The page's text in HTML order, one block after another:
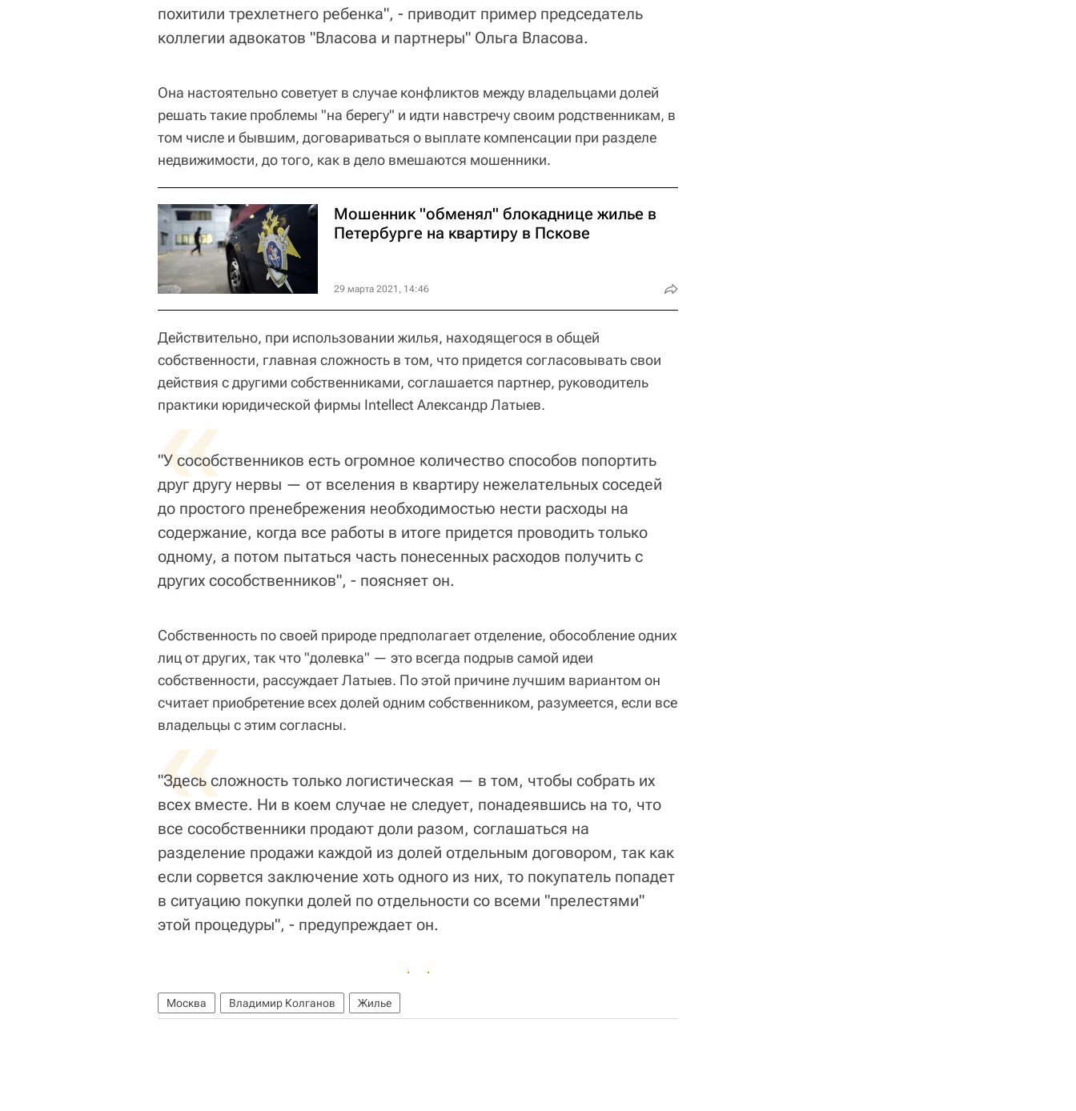
похитили трехлетнего ребенка", - приводит пример председатель
коллегии адвокатов "Власова и партнеры" Ольга Власова.
Она настоятельно советует в случае конфликтов между владельцами долей
решать такие проблемы "на берегу" и идти навстречу своим родственникам, в
том числе и бывшим, договариваться о выплате компенсации при разделе
недвижимости, до того, как в дело вмешаются мошенники.
Мошенник "обменял" блокаднице жилье в
Петербурге на квартиру в Пскове
29 марта 2021, 14:46
Действительно, при использовании жилья, находящегося в общей
собственности, главная сложность в том, что придется согласовывать свои
действия с другими собственниками, соглашается партнер, руководитель
практики юридической фирмы Intellect Александр Латыев.
«
"У сособственников есть огромное количество способов попортить
друг другу нервы — от вселения в квартиру нежелательных соседей
до простого пренебрежения необходимостью нести расходы на
содержание, когда все работы в итоге придется проводить только
одному, а потом пытаться часть понесенных расходов получить с
других сособственников", - поясняет он.
Собственность по своей природе предполагает отделение, обособление одних
лиц от других, так что "долевка" — это всегда подрыв самой идеи
собственности, рассуждает Латыев. По этой причине лучшим вариантом он
считает приобретение всех долей одним собственником, разумеется, если все
владельцы с этим согласны.
«
"Здесь сложность только логистическая — в том, чтобы собрать их
всех вместе. Ни в коем случае не следует, понадеявшись на то, что
все сособственники продают доли разом, соглашаться на
разделение продажи каждой из долей отдельным договором, так как
если сорвется заключение хоть одного из них, то покупатель попадет
в ситуацию покупки долей по отдельности со всеми "прелестями"
этой процедуры", - предупреждает он.
Москва Владимир Колганов Жилье